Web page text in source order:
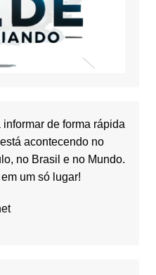
de forma rápida
acontecendo no
no Brasil e no Mundo.
um só lugar!